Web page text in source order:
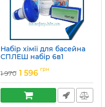
Набір хімії для басейна
СПЛЕШ набір 6в1
1 970 1 596 грн